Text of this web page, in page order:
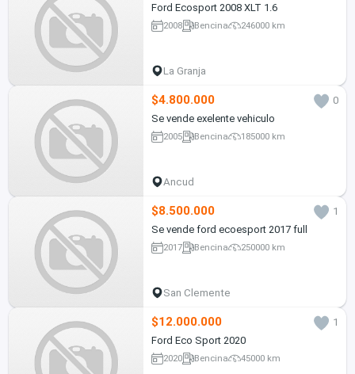
Ford Ecosport 2008 XLT 1.6
2008 Bencina 246000 km
La Granja
$4.800.000
0
Se vende exelente vehiculo
2005 Bencina 185000 km
Ancud
$8.500.000
1
Se vende ford ecoesport 2017 full
2017 Bencina 250000 km
San Clemente
$12.000.000
1
Ford Eco Sport 2020
2020 Bencina 45000 km